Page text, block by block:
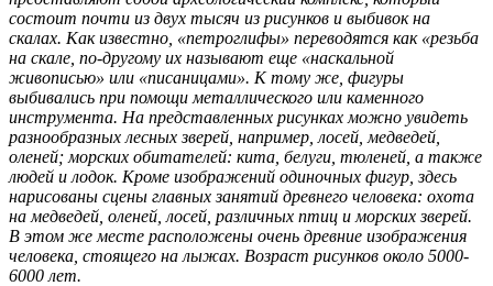
состоит почти из двух тысяч из рисунков и выбивок на
скалах. Как известно, «петроглифы» переводятся как «резьба
на скале, по-другому их называют еще «наскальной
живописью» или «писаницами». К тому же, фигуры
выбивались при помощи металлического или каменного
инструмента. На представленных рисунках можно увидеть
разнообразных лесных зверей, например, лосей, медведей,
оленей; морских обитателей: кита, белуги, тюленей, а также
людей и лодок. Кроме изображений одиночных фигур, здесь
нарисованы сцены главных занятий древнего человека: охота
на медведей, оленей, лосей, различных птиц и морских зверей.
В этом же месте расположены очень древние изображения
человека, стоящего на лыжах. Возраст рисунков около 5000-
6000 лет.